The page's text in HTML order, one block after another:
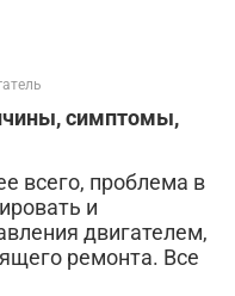
симптомы,
всего, проблема в
и
двигателем,
ремонта. Все